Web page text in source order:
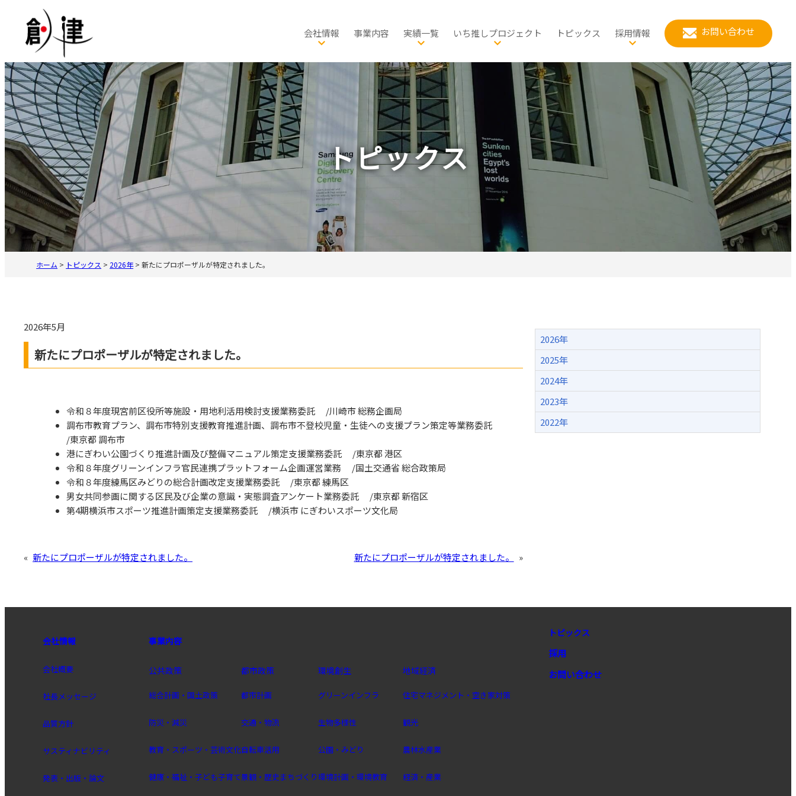
キ
ッ
プ
会社情報
社長メッセージ
品質方針
サスティナビリティ
発表・出版・論文
有資格者一覧
事業所一覧
事業内容 実績一覧
防災・減災
教育・スポーツ・芸術文化
健康・福祉・子ども子育て
文化財活用
都市政策
都市計画
交通・物流
自転車活用
景観・歴史まちづくり
施設マネジメント
環境創生
グリーンインフラ
生物多様性
公園・みどり
環境計画・環境教育
脱炭素社会・エネルギー
地域経済
住宅マネジメント・空き家対策
観光
農林水産業
経済・産業
PPP・PFI
いち推しプロジェクト
健康増進計画
マイ・タイムライン
都市政策
立地適正化計画
自転車活用推進計画・自転車総
合計画
歴史的風致維持向上計画（歴ま
ち計画）
まちなかウォーカブル
環境創生
グリーンインフラ推進計画
都市公園の再配置計画
インクルーシブな公園づくり
地域経済
公共用地の民間活力導入検討
トピックス 採用情報
ワークライフバランス
社員の1日の流れ
社員の紹介
入社FAQ／よくある質問
募集案内
応募方法
選考方法
新卒（第二新卒）採用・キャリ
インターンについて
お問い合わせ
トピックス
ホーム > トピックス > 2026年>新たにプロポーザルが特定されました。
2026年5月
新たにプロポーザルが特定されました。
令和８年度現宮前区役所等施設・用地利活用検討支援業務委託 /川崎市 総務企画局
調布市教育プラン、調布市特別支援教育推進計画、調布市不登校児童・生徒への支援プラン策定等業務委託
/東京都 調布市
港にぎわい公園づくり推進計画及び整備マニュアル策定支援業務委託 /東京都 港区
令和８年度グリーンインフラ官民連携プラットフォーム企画運営業務 /国土交通省 総合政策局
令和８年度練馬区みどりの総合計画改定支援業務委託 /東京都 練馬区
男女共同参画に関する区民及び企業の意識・実態調査アンケート業務委託 /東京都 新宿区
第4期横浜市スポーツ推進計画策定支援業務委託 /横浜市 にぎわいスポーツ文化局
« 新たにプロポーザルが特定されました。 新たにプロポーザルが特定されました。 »
2026年
2025年
2024年
2023年
2022年
会社情報
会社概要
社長メッセージ
品質方針
サスティナビリティ
発表・出版・論文
事業内容
公共政策
総合計画・国土政策
防災・減災
教育・スポーツ・芸術文化
健康・福祉・子ども子育て
都市政策
都市計画
交通・物流
自転車活用
景観・歴史まちづくり
環境創生
グリーンインフラ
生物多様性
公園・みどり
環境計画・環境教育
地域経済
住宅マネジメント・空き家対策
観光
農林水産業
経済・産業
トピックス
採用
お問い合わせ